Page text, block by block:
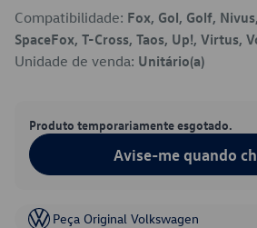
Compatibilidade: Fox, Gol, Golf,
SpaceFox, T-Cross, Taos, Up!, Virtus,
Unidade de venda: Unitário(a)
Produto temporariamente esgotado.
Avise-me quando
Peça Original Volkswagen